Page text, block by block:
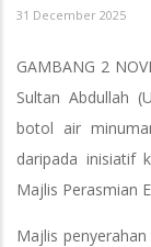
31 December 2025
GAMBANG 2
Sultan Abdullah
botol air
daripada inisiatif
Majlis Perasmian
Majlis